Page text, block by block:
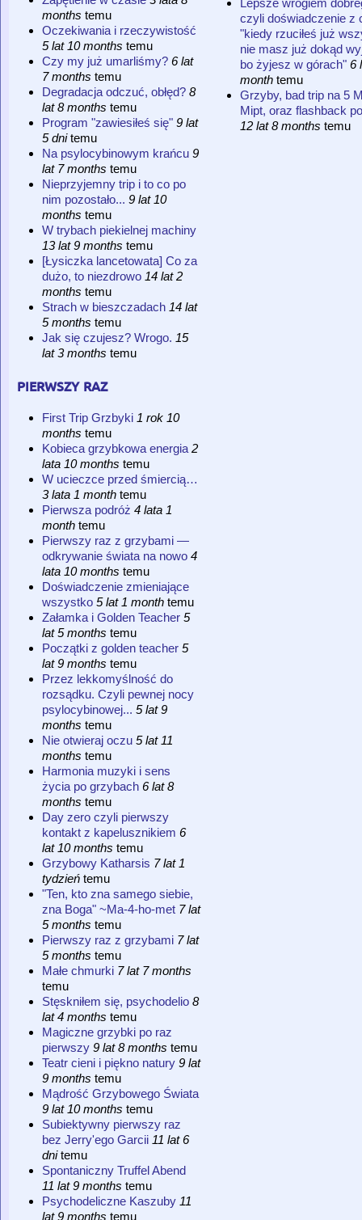
months temu
Oczekiwania i rzeczywistość
5 lat 10 months temu
Czy my już umarliśmy? 6 lat
7 months temu
Degradacja odczuć, obłęd? 8
lat 8 months temu
Program "zawiesiłeś się" 9 lat
5 dnitemu
Na psylocybinowym krańcu 9
lat 7 months temu
Nieprzyjemny trip i to co po
nim pozostało... 9 lat 10
months temu
W trybach piekielnej machiny
13 lat 9 months temu
[Łysiczka lancetowata] Co za
dużo, to niezdrowo 14 lat 2
months temu
Strach w bieszczadach 14 lat
5 months temu
Jak się czujesz? Wrogo. 15
lat 3 months temu
pierwszy raz
First Trip Grzbyki 1 rok 10
months temu
Kobieca grzybkowa energia 2
lata 10 months temu
W ucieczce przed śmiercią…
3 lata 1 monthtemu
Pierwsza podróż 4 lata 1
monthtemu
Pierwszy raz z grzybami —
odkrywanie świata na nowo 4
lata 10 months temu
Doświadczenie zmieniające
wszystko 5 lat 1 monthtemu
Załamka i Golden Teacher 5
lat 5 months temu
Początki z golden teacher 5
lat 9 months temu
Przez lekkomyślność do
rozsądku. Czyli pewnej nocy
psylocybinowej... 5 lat 9
months temu
Nie otwieraj oczu 5 lat 11
months temu
Harmonia muzyki i sens
życia po grzybach 6 lat 8
months temu
Day zero czyli pierwszy
kontakt z kapelusznikiem 6
lat 10 months temu
Grzybowy Katharsis 7 lat 1
tydzieńtemu
"Ten, kto zna samego siebie,
zna Boga" ~Ma-4-ho-met 7 lat
5 months temu
Pierwszy raz z grzybami 7 lat
5 months temu
Małe chmurki 7 lat 7 months
temu
Stęskniłem się, psychodelio 8
lat 4 months temu
Magiczne grzybki po raz
pierwszy 9 lat 8 months temu
Teatr cieni i piękno natury 9 lat
9 months temu
Mądrość Grzybowego Świata
9 lat 10 months temu
Subiektywny pierwszy raz
bez Jerry'ego Garcii 11 lat 6
dnitemu
Spontaniczny Truffel Abend
11 lat 9 months temu
Psychodeliczne Kaszuby 11
lat 9 months temu
Lepsze wrogiem
czyli doświadczenie z
"kiedy rzuciłeś już
nie masz już dokąd
bo żyjesz w górach" 6
monthtemu
Grzyby, bad trip na 5
Mipt, oraz flashback
12 lat 8 months temu